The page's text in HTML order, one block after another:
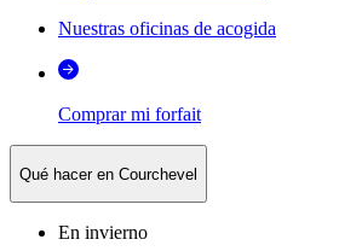
Nuestras oficinas de acogida
Comprar mi forfait
Qué hacer en Courchevel
En invierno